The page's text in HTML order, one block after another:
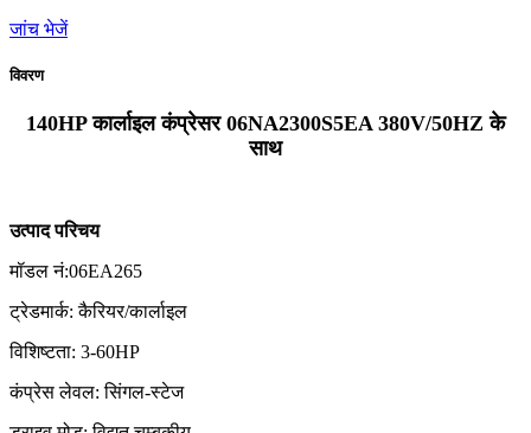
जांच भेजें
विवरण
140HP कार्लाइल कंप्रेसर 06NA2300S5EA 380V/50HZ के
साथ
उत्पाद परिचय
मॉडल नं:06EA265
ट्रेडमार्क: कैरियर/कार्लाइल
विशिष्टता: 3-60HP
कंप्रेस लेवल: सिंगल-स्टेज